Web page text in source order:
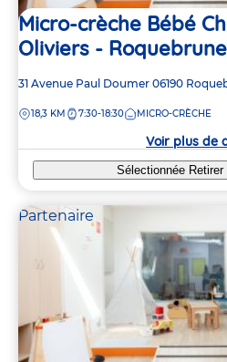
Micro-crèche Bébé
Oliviers -
Adresse
la
31 Avenue Paul Doumer 06190
DISTANCE
18,3 KM 7:30-18:30 MICRO-CRÈCHE
Voir plus de
Sélectionnée Retirer
Partenaire